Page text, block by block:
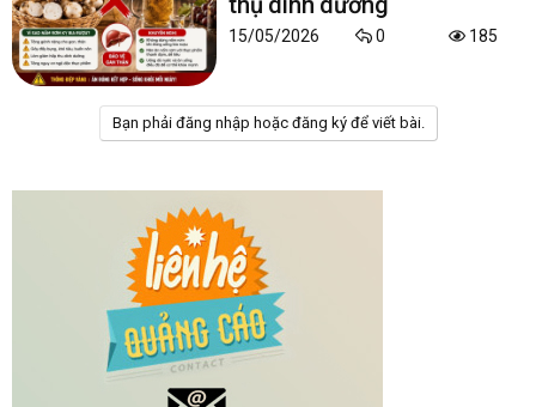
15/05/2026 0 185
Bạn phải đăng nhập hoặc đăng ký để viết bài.